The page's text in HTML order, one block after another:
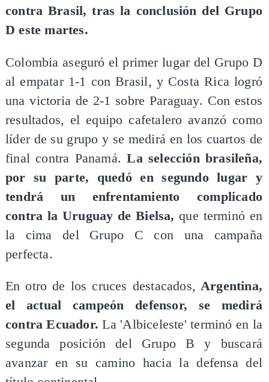
contra Brasil, tras la conclusión del Grupo
D este martes.
​Colombia aseguró el primer lugar del Grupo D
al empatar 1-1 con Brasil, y Costa Rica logró
una victoria de 2-1 sobre Paraguay. Con estos
resultados, el equipo cafetalero avanzó como
líder de su grupo y se medirá en los cuartos de
final contra Panamá.La selección brasileña,
por su parte, quedó en segundo lugar y
tendrá un enfrentamiento complicado
contra la Uruguay de Bielsa, que terminó en
la cima del Grupo C con una campaña
perfecta.
En otro de los cruces destacados, Argentina,
el actual campeón defensor, se medirá
contra Ecuador. La 'Albiceleste' terminó en la
segunda posición del Grupo B y buscará
avanzar en su camino hacia la defensa del